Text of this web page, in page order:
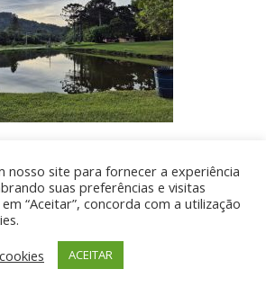
- direitos reservados - Desenvolvido
por UIA WEB
nosso site para fornecer a experiência
suas preferências e visitas
“Aceitar”, concorda com a utilização
ACEITAR